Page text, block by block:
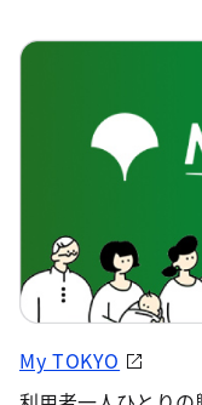
My TOKYO